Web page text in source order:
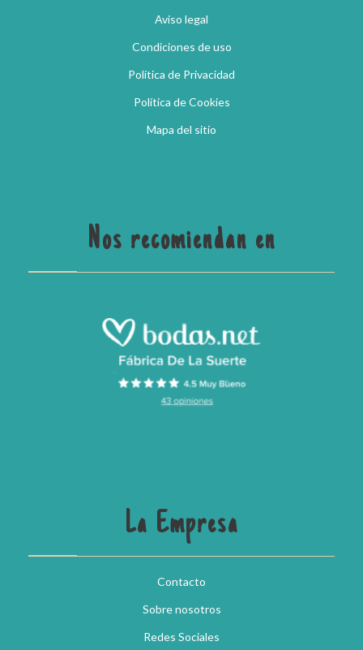
Aviso legal
Condiciones de uso
Política de Privacidad
Política de Cookies
Mapa del sitio
Nos recomiendan en
La Empresa
Contacto
Sobre nosotros
Redes Sociales